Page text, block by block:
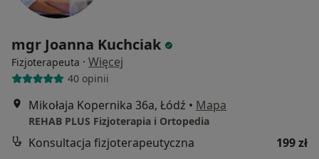
mgr Joanna Kuchciak
Fizjoterapeuta · Więcej
40 opinii
Mikołaja Kopernika 36a, Łódź • Mapa
REHAB PLUS Fizjoterapia i Ortopedia
Konsultacja fizjoterapeutyczna
199 zł